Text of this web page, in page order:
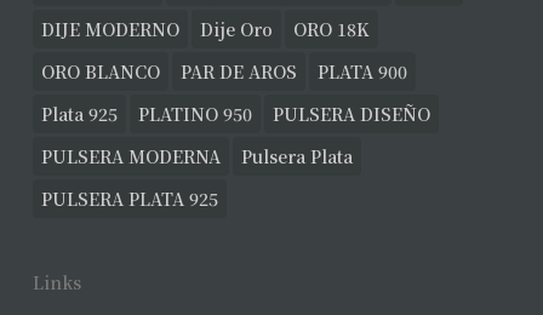
DIJE MODERNO
Dije Oro
ORO 18K
ORO BLANCO
PAR DE AROS
PLATA 900
Plata 925
PLATINO 950
PULSERA DISEÑO
PULSERA MODERNA
Pulsera Plata
PULSERA PLATA 925
Links